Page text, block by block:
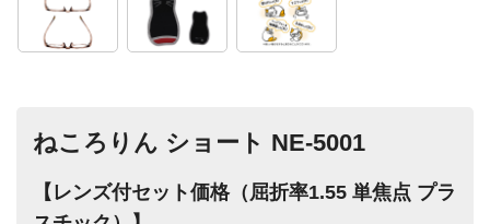
ねころりん ショート NE-5001
【レンズ付セット価格（屈折率1.55 単焦点 プラ